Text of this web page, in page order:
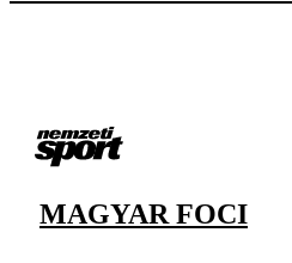
MAGYAR FOCI